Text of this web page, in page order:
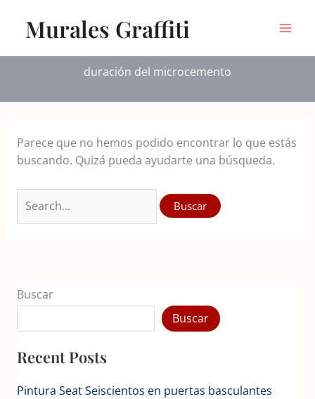
contenidoMurales Graffiti
duración del microcemento
Parece que no hemos podido encontrar lo que estás
buscando. Quizá pueda ayudarte una búsqueda.
por:
Buscar
Buscar
Recent Posts
Pintura Seat Seiscientos en puertas basculantes